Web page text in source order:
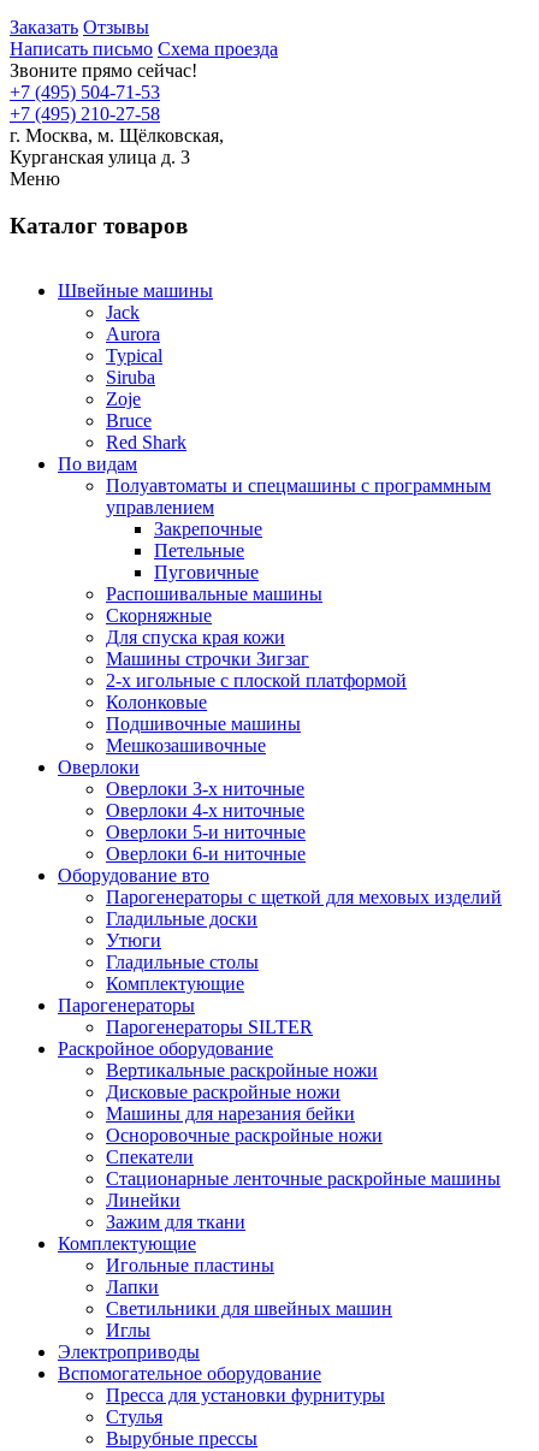
Заказать Отзывы
Написать письмо Схема проезда
Звоните прямо сейчас!
+7 (495) 504-71-53
+7 (495) 210-27-58
г. Москва, м. Щёлковская,
Курганская улица д. 3
Меню
Каталог товаров
Швейные машины
Jack
Aurora
Typical
Siruba
Zoje
Bruce
Red Shark
По видам
Полуавтоматы и спецмашины с программным
управлением
Закрепочные
Петельные
Пуговичные
Распошивальные машины
Скорняжные
Для спуска края кожи
Машины строчки Зигзаг
2-х игольные с плоской платформой
Колонковые
Подшивочные машины
Мешкозашивочные
Оверлоки
Оверлоки 3-х ниточные
Оверлоки 4-х ниточные
Оверлоки 5-и ниточные
Оверлоки 6-и ниточные
Оборудование вто
Парогенераторы с щеткой для меховых изделий
Гладильные доски
Утюги
Гладильные столы
Комплектующие
Парогенераторы
Парогенераторы SILTER
Раскройное оборудование
Вертикальные раскройные ножи
Дисковые раскройные ножи
Машины для нарезания бейки
Осноровочные раскройные ножи
Спекатели
Стационарные ленточные раскройные машины
Линейки
Зажим для ткани
Комплектующие
Игольные пластины
Лапки
Светильники для швейных машин
Иглы
Электроприводы
Вспомогательное оборудование
Пресса для установки фурнитуры
Стулья
Вырубные прессы